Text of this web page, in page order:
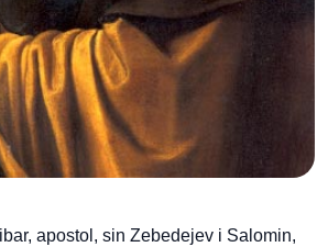
apostol, sin Zebedejev i Salomin,